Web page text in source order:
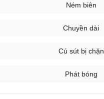
Ném biên
Chuyền dài
Cú sút bị chặn
Phát bóng